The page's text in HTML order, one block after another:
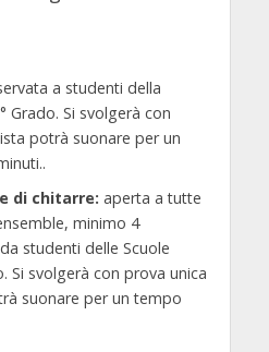
a studenti della
Grado. Si svolgerà con
potrà suonare per un
di chitarre: aperta a tutte
minimo 4
studenti delle Scuole
Si svolgerà con prova unica
suonare per un tempo